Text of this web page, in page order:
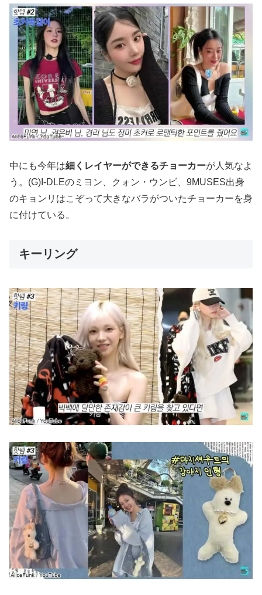
中にも今年は細くレイヤーができるチョーカーが人気なよ
う。(G)I-DLEのミヨン、クォン・ウンビ、9MUSES出身
のキョンリはこぞって大きなバラがついたチョーカーを身
に付けている。
キーリング